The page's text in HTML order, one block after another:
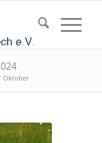
Oktober